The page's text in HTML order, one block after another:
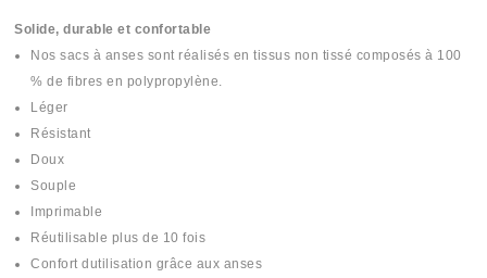
Solide, durable et confortable
Nos sacs à anses sont réalisés en tissus non tissé composés à 100
% de fibres en polypropylène.
Léger
Résistant
Doux
Souple
Imprimable
Réutilisable plus de 10 fois
Confort dutilisation grâce aux anses